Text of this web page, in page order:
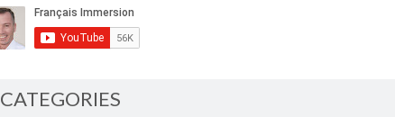
CATEGORIES